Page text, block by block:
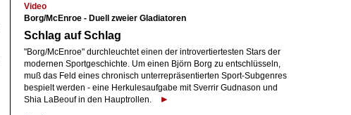
Video
Borg/McEnroe - Duell zweier Gladiatoren
Schlag auf Schlag
"Borg/McEnroe" durchleuchtet einen der introvertiertesten Stars der
modernen Sportgeschichte. Um einen Björn Borg zu entschlüsseln,
muß das Feld eines chronisch unterrepräsentierten Sport-Subgenres
bespielt werden - eine Herkulesaufgabe mit Sverrir Gudnason und
Shia LaBeouf in den Hauptrollen.